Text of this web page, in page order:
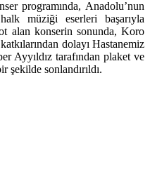
programında, Anadolu’nun
müziği eserleri başarıyla
alan konserin sonunda, Koro
dolayı Hastanemiz
Ayyıldız tarafından plaket ve
şekilde sonlandırıldı.